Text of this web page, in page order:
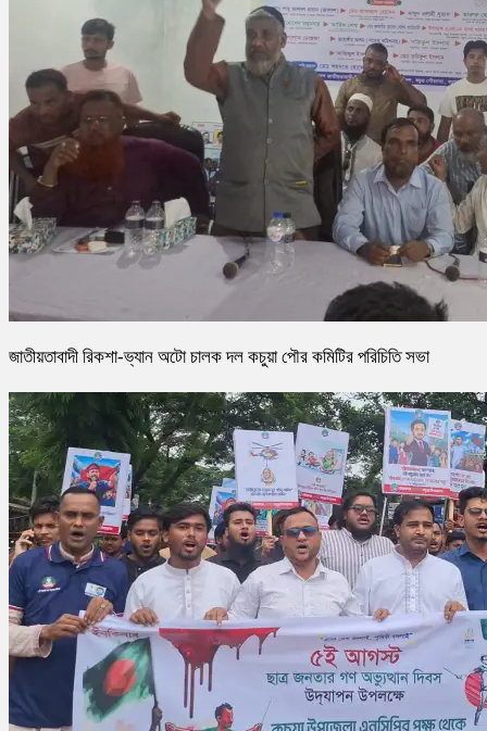
জাতীয়তাবাদী রিকশা-ভ্যান অটো চালক দল কচুয়া পৌর কমিটির পরিচিতি সভা